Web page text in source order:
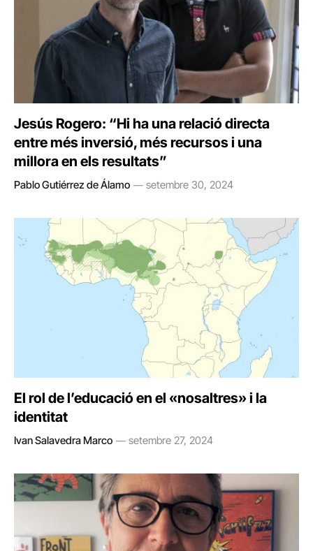
Jesús Rogero: “Hi ha una relació directa
entre més inversió, més recursos i una
millora en els resultats”
Pablo Gutiérrez de Álamo setembre 30, 2024
El rol de l’educació en el «nosaltres» i la
identitat
Ivan Salavedra Marco setembre 27, 2024